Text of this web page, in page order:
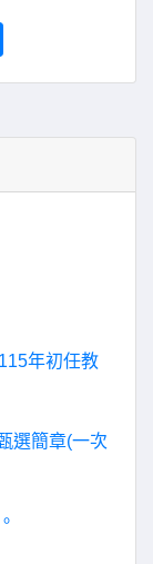
年初任教
選簡章(一次